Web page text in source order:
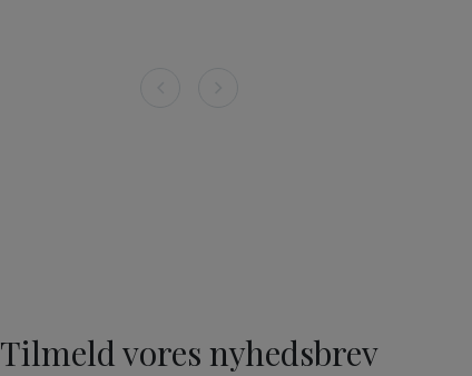
Tilmeld vores nyhedsbrev